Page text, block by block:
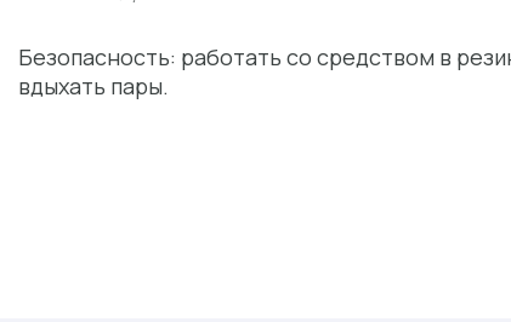
Безопасность: работать со средством в
вдыхать пары.